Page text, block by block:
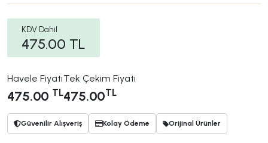
KDV Dahil
475.00 TL
Havele Fiyatı
475.00 TL
Tek Çekim Fiyatı
475.00TL
Güvenilir Alışveriş Kolay Ödeme Orijinal Ürünler